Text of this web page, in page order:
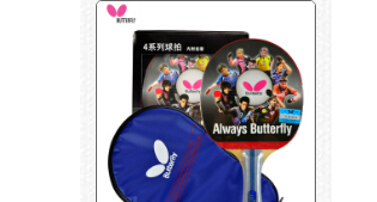
ゃの家庭用【ステンレス】ナ
タクの高さは家族の金を調節
することができます。